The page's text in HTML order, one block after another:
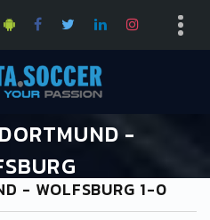
-
BUNDESLIGA 2023/2024
- WOLFSBURG
- WOLFSBURG 1-0